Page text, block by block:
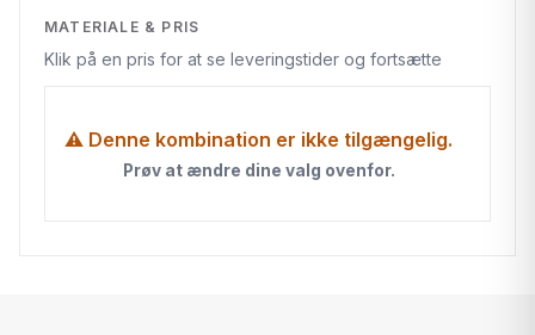
MATERIALE & PRIS
Klik på en pris for at se leveringstider og fortsætte
⚠ Denne kombination er ikke tilgængelig.
Prøv at ændre dine valg ovenfor.